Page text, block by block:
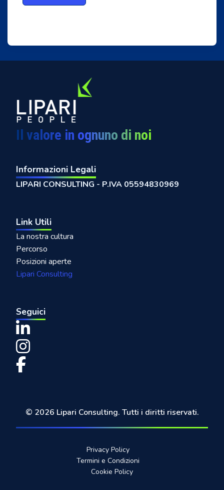
Il valore in ognuno di noi
Informazioni Legali
LIPARI CONSULTING - P.IVA 05594830969
Link Utili
La nostra cultura
Percorso
Posizioni aperte
Lipari Consulting
Seguici
© 2026 Lipari Consulting. Tutti i diritti riservati.
Privacy Policy
Termini e Condizioni
Cookie Policy